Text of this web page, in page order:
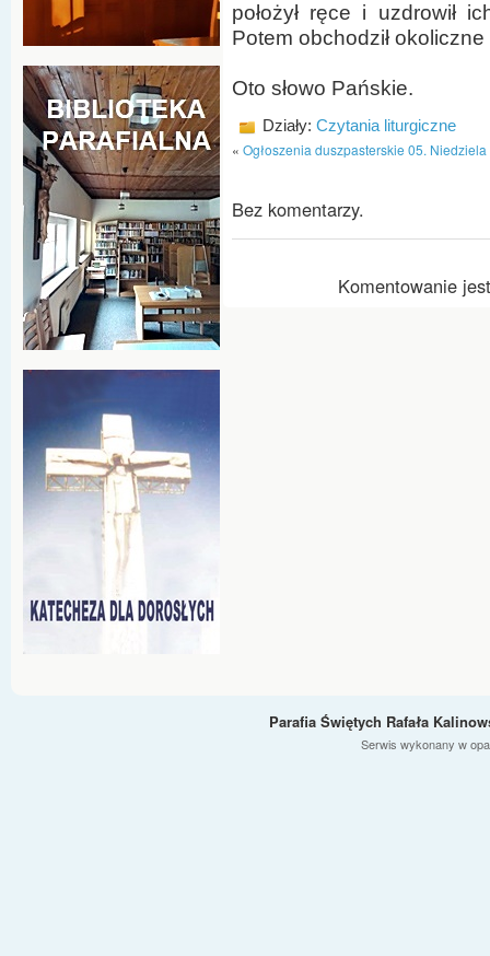
położył ręce i uzdrowił
Potem obchodził okoliczne
Oto słowo Pańskie.
Działy: Czytania liturgiczne
« Ogłoszenia duszpasterskie 05.
Bez komentarzy.
Komentowanie
Parafia Świętych Rafała
Serwis wykonany w